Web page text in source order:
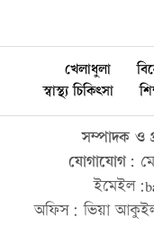
খেলাধুলা
স্বাস্থ্য চিকিৎসা
সম্পাদক ও
যোগাযোগ:
অফিস: ভিয়া